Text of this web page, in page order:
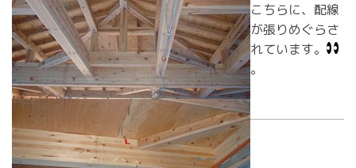
こちらに、配線
が張りめぐらさ
れています。
。